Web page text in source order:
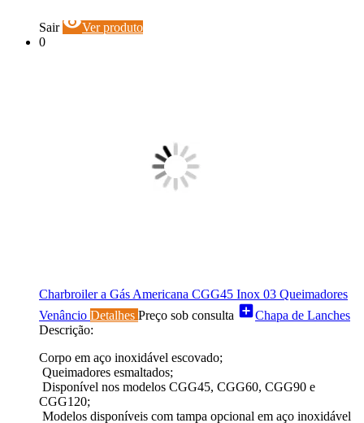
Sair visibilityVer produto
0
Charbroiler a Gás Americana CGG45 Inox 03 Queimadores
Venâncio Detalhes Preço sob consulta add_boxChapa de Lanches
Descrição:
Corpo em aço inoxidável escovado;
Queimadores esmaltados;
Disponível nos modelos CGG45, CGG60, CGG90 e
CGG120;
Modelos disponíveis com tampa opcional em aço inoxidável